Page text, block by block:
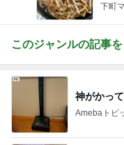
下町
このジャンルの記事
神がかっ
Amebaトピ